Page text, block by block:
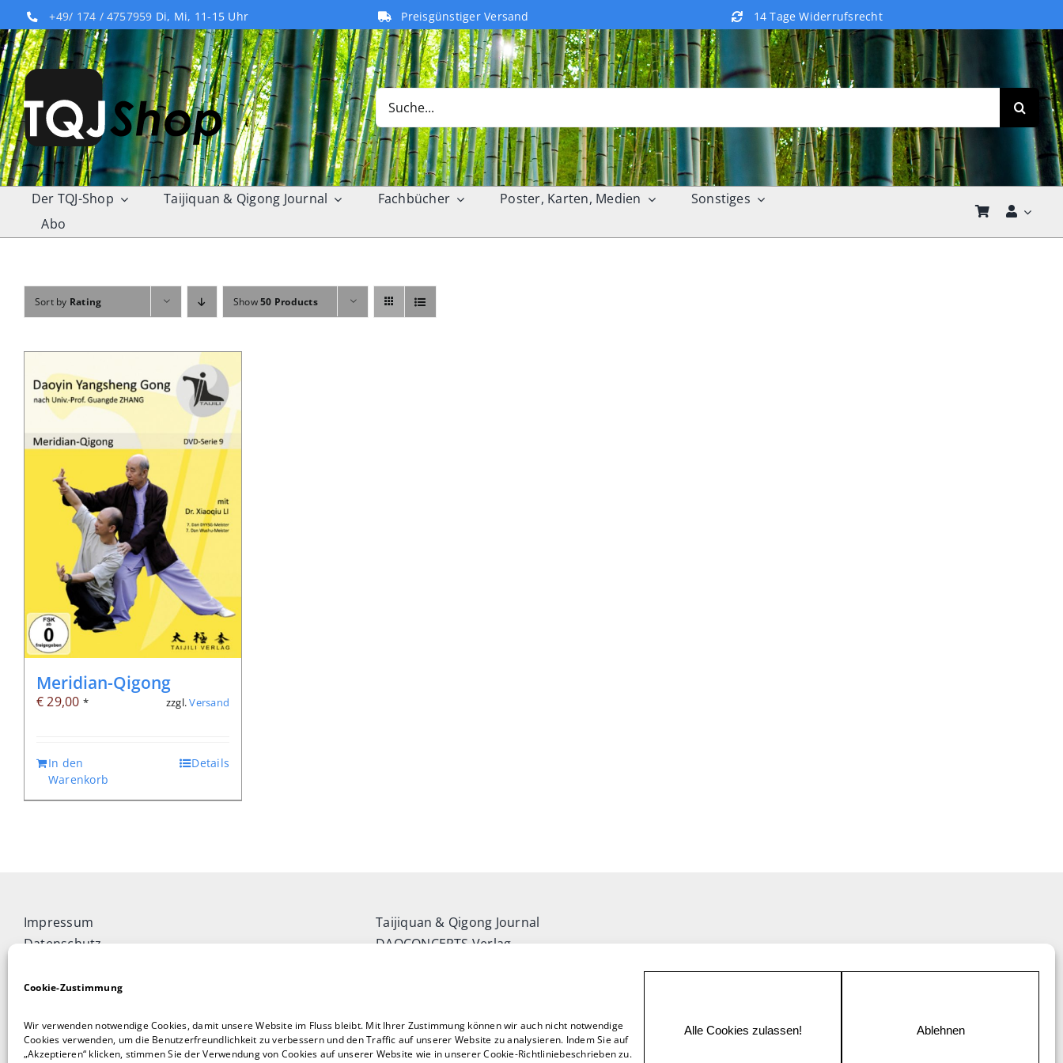
Cookie-Zustimmung
Wir verwenden notwendige Cookies, damit unsere Website im Fluss bleibt. Mit Ihrer Zustimmung können wir auch nicht notwendige
Cookies verwenden, um die Benutzerfreundlichkeit zu verbessern und den Traffic auf unserer Website zu analysieren. Indem Sie auf
„Akzeptieren“ klicken, stimmen Sie der Verwendung von Cookies auf unserer Website wie in unserer Cookie-Richtliniebeschrieben zu.
Alle Cookies zulassen! Ablehnen
to
content
+49/ 174 / 4757959 Di, Mi, 11-15 Uhr Preisgünstiger Versand 14 Tage Widerrufsrecht
Search
for:
Der TQJ-Shop Taijiquan & Qigong Journal Fachbücher Poster, Karten, Medien
Sonstiges
Abo
Sort by Rating Show50 Products
Meridian-Qigong
€29,00 * zzgl.Versand
In den
Warenkorb
Details
Impressum
Datenschutz
Cookie-Richtlinie (EU)
Vertrag widerrufen
Taijiquan & Qigong Journal
DAOCONCEPTS Verlag